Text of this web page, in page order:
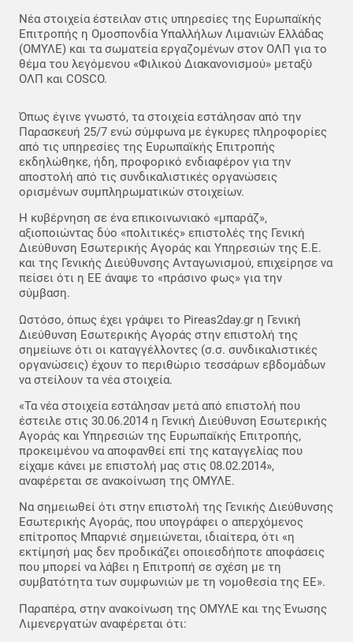
Νέα στοιχεία έστειλαν στις υπηρεσίες της Ευρωπαϊκής
Επιτροπής η Ομοσπονδία Υπαλλήλων Λιμανιών Ελλάδας
(ΟΜΥΛΕ) και τα σωματεία εργαζομένων στον ΟΛΠ για το
θέμα του λεγόμενου «Φιλικού Διακανονισμού» μεταξύ
ΟΛΠ και COSCO.
Όπως έγινε γνωστό, τα στοιχεία εστάλησαν από την
Παρασκευή 25/7 ενώ σύμφωνα με έγκυρες πληροφορίες
από τις υπηρεσίες της Ευρωπαϊκής Επιτροπής
εκδηλώθηκε, ήδη, προφορικό ενδιαφέρον για την
αποστολή από τις συνδικαλιστικές οργανώσεις
ορισμένων συμπληρωματικών στοιχείων.
Η κυβέρνηση σε ένα επικοινωνιακό «μπαράζ»,
αξιοποιώντας δύο «πολιτικές» επιστολές της Γενική
Διεύθυνση Εσωτερικής Αγοράς και Υπηρεσιών της Ε.Ε.
και της Γενικής Διεύθυνσης Ανταγωνισμού, επιχείρησε να
πείσει ότι η ΕΕ άναψε το «πράσινο φως» για την
σύμβαση.
Ωστόσο, όπως έχει γράψει το Pireas2day.gr η Γενική
Διεύθυνση Εσωτερικής Αγοράς στην επιστολή της
σημείωνε ότι οι καταγγέλλοντες (σ.σ. συνδικαλιστικές
οργανώσεις) έχουν το περιθώριο τεσσάρων εβδομάδων
να στείλουν τα νέα στοιχεία.
«Τα νέα στοιχεία εστάλησαν μετά από επιστολή που
έστειλε στις 30.06.2014 η Γενική Διεύθυνση Εσωτερικής
Αγοράς και Υπηρεσιών της Ευρωπαϊκής Επιτροπής,
προκειμένου να αποφανθεί επί της καταγγελίας που
είχαμε κάνει με επιστολή μας στις 08.02.2014»,
αναφέρεται σε ανακοίνωση της ΟΜΥΛΕ.
Να σημειωθεί ότι στην επιστολή της Γενικής Διεύθυνσης
Εσωτερικής Αγοράς, που υπογράφει ο απερχόμενος
επίτροπος Μπαρνιέ σημειώνεται, ιδιαίτερα, ότι «η
εκτίμησή μας δεν προδικάζει οποιεσδήποτε αποφάσεις
που μπορεί να λάβει η Επιτροπή σε σχέση με τη
συμβατότητα των συμφωνιών με τη νομοθεσία της ΕΕ».
Παραπέρα, στην ανακοίνωση της ΟΜΥΛΕ και της Ένωσης
Λιμενεργατών αναφέρεται ότι: